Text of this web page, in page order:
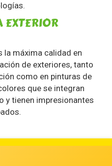
EXTERIOR
la máxima calidad en
de exteriores, tanto
como en pinturas de
que se integran
y tienen impresionantes